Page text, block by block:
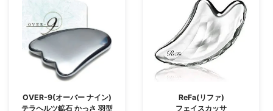
OVER-9(オーバー ナイン)
テラヘルツ鉱石 かっさ 羽型
ReFa(リファ)
フェイスカッサ